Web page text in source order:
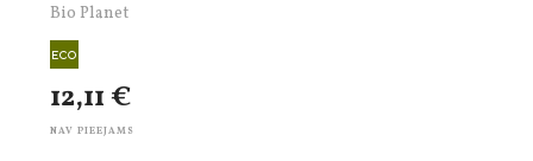
Bio Planet
12,11 €
NAV PIEEJAMS